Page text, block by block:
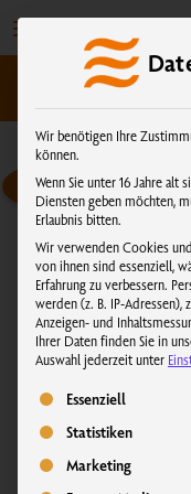
Inhalt
springen
Wir benötigen Ihre
können.
Wenn Sie unter 16 Jahre
Diensten geben möchten,
Erlaubnis bitten.
Wir verwenden Cookies
von ihnen sind essenziell,
Erfahrung zu verbessern.
werden (z. B. IP-Adressen),
Anzeigen- und
Ihrer Daten finden Sie in
Auswahl jederzeit unter
Es folgt eine Liste der
Essenziell
Statistiken
Marketing